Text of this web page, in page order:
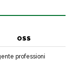
OSS
professioni